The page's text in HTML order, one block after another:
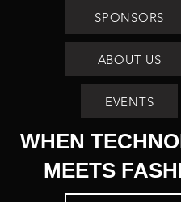
SPONSORS
ABOUT US
EVENTS
WHEN
MEETS